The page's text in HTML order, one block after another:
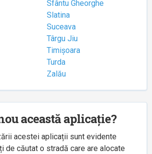
Sfântu Gheorghe
Slatina
Suceava
Târgu Jiu
Timișoara
Turda
Zalău
această aplicație?
acestei aplicații sunt evidente
de căutat o stradă care are alocate